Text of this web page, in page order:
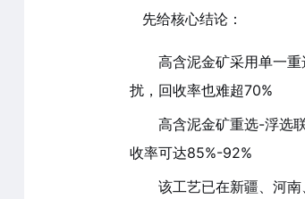
先给核心结论：
高含泥金矿采用单一
扰，回收率也难超70%
高含泥金矿重选-浮选
收率可达85%-92%
该工艺已在新疆、河